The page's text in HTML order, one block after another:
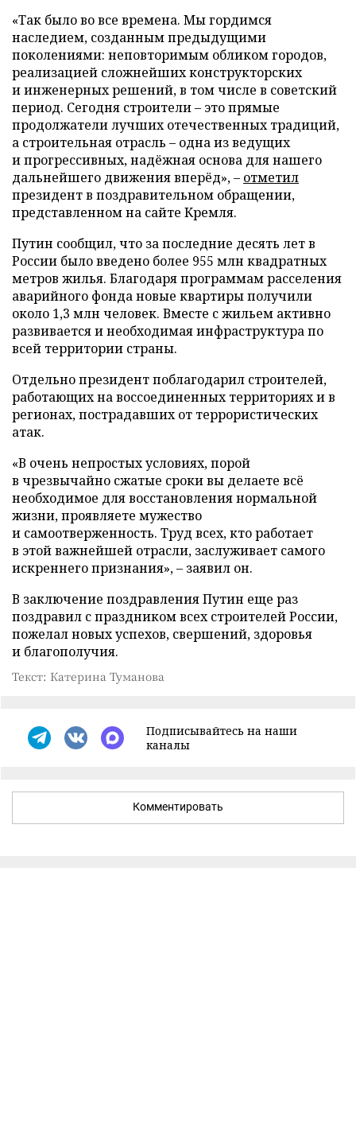
«Так было во все времена. Мы гордимся
наследием, созданным предыдущими
поколениями: неповторимым обликом городов,
реализацией сложнейших конструкторских
и инженерных решений, в том числе в советский
период. Сегодня строители – это прямые
продолжатели лучших отечественных традиций,
а строительная отрасль – одна из ведущих
и прогрессивных, надёжная основа для нашего
дальнейшего движения вперёд», – отметил
президент в поздравительном обращении,
представленном на сайте Кремля.
Путин сообщил, что за последние десять лет в
России было введено более 955 млн квадратных
метров жилья. Благодаря программам расселения
аварийного фонда новые квартиры получили
около 1,3 млн человек. Вместе с жильем активно
развивается и необходимая инфраструктура по
всей территории страны.
Отдельно президент поблагодарил строителей,
работающих на воссоединенных территориях и в
регионах, пострадавших от террористических
атак.
«В очень непростых условиях, порой
в чрезвычайно сжатые сроки вы делаете всё
необходимое для восстановления нормальной
жизни, проявляете мужество
и самоотверженность. Труд всех, кто работает
в этой важнейшей отрасли, заслуживает самого
искреннего признания», – заявил он.
В заключение поздравления Путин еще раз
поздравил с праздником всех строителей России,
пожелал новых успехов, свершений, здоровья
и благополучия.
Текст: Катерина Туманова
Подписывайтесь на наши
каналы
Комментировать